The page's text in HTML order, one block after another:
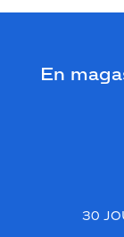
En
30